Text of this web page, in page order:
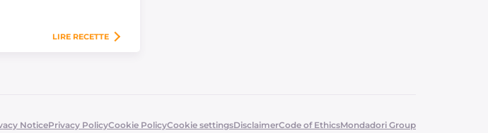
LIRE RECETTE
NoticePrivacy PolicyCookie PolicyCookie settingsDisclaimerCode of EthicsMondadori Group